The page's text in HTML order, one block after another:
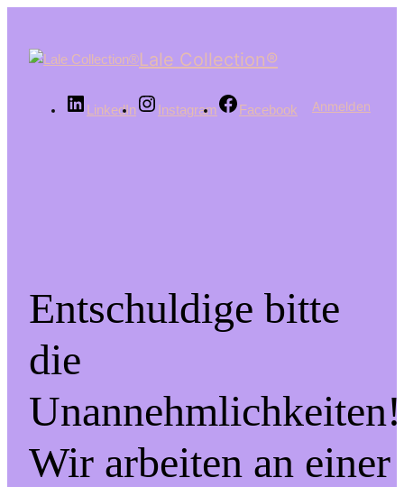
Lale Collection®
LinkedIn Instagram Facebook Anmelden
Entschuldige bitte
die
Unannehmlichkeiten!
Wir arbeiten an einer